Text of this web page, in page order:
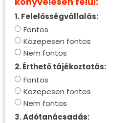
1. Felelősségvállalás:
Fontos
Közepesen fontos
Nem fontos
2. Érthető tájékoztatás:
Fontos
Közepesen fontos
Nem fontos
3. Adótanácsadás: